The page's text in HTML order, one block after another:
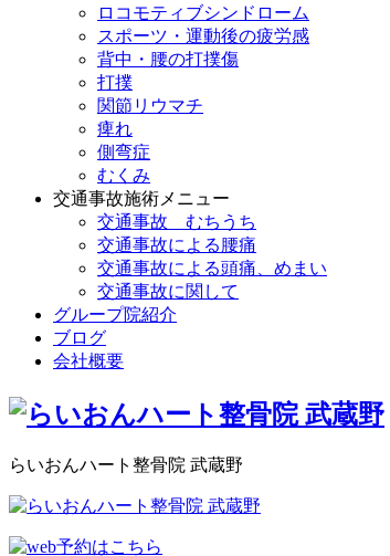
ロコモティブシンドローム
スポーツ・運動後の疲労感
背中・腰の打撲傷
打撲
関節リウマチ
痺れ
側弯症
むくみ
交通事故施術メニュー
交通事故 むちうち
交通事故による腰痛
交通事故による頭痛、めまい
交通事故に関して
グループ院紹介
ブログ
会社概要
らいおんハート整骨院 武蔵野